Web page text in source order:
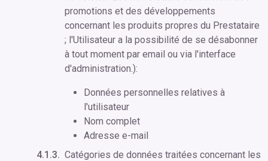
promotions et des développements
concernant les produits propres du Prestataire
; l'Utilisateur a la possibilité de se désabonner
à tout moment par email ou via l'interface
d'administration.):
Données personnelles relatives à
l'utilisateur
Nom complet
Adresse e-mail
Catégories de données traitées concernant les